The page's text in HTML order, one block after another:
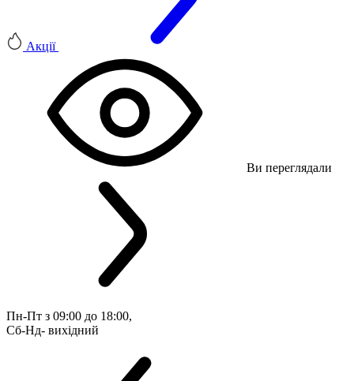
Акції
Ви переглядали
Пн-Пт з 09:00 до 18:00,
Сб-Нд- вихідний